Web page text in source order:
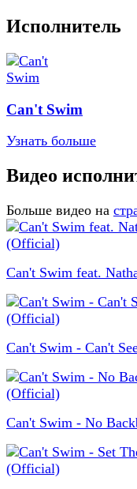
Исполнитель
Can't Swim
Узнать больше
Видео
Больше видео на
Can't Swim feat.
Can't Swim - Can't
Can't Swim - No